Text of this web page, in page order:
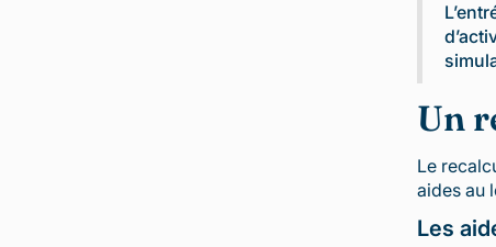
Un
Le
aides au
Les